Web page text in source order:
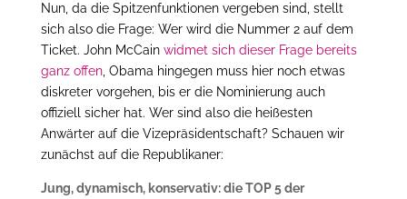
Nun, da die Spitzenfunktionen vergeben sind, stellt
sich also die Frage: Wer wird die Nummer 2 auf dem
Ticket. John McCain widmet sich dieser Frage bereits
ganz offen, Obama hingegen muss hier noch etwas
diskreter vorgehen, bis er die Nominierung auch
offiziell sicher hat. Wer sind also die heißesten
Anwärter auf die Vizepräsidentschaft? Schauen wir
zunächst auf die Republikaner:
Jung, dynamisch, konservativ: die TOP 5 der